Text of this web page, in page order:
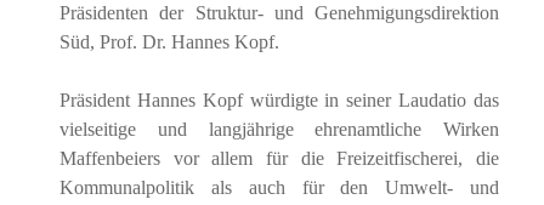
Präsidenten der Struktur- und Genehmigungsdirektion
Süd, Prof. Dr. Hannes Kopf.
Präsident Hannes Kopf würdigte in seiner Laudatio das
vielseitige und langjährige ehrenamtliche Wirken
Maffenbeiers vor allem für die Freizeitfischerei, die
Kommunalpolitik als auch für den Umwelt- und